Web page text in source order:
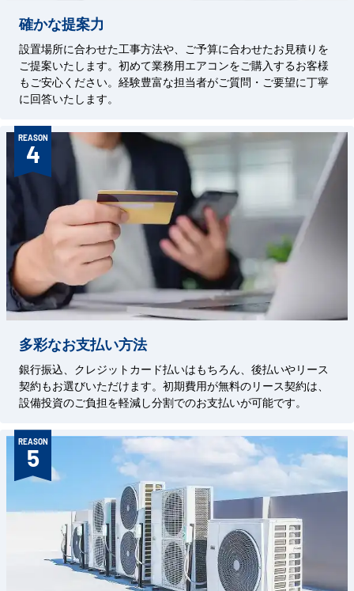
確かな提案力
設置場所に合わせた工事方法や、ご予算に合わせたお見積りを
ご提案いたします。初めて業務用エアコンをご購入するお客様
もご安心ください。経験豊富な担当者がご質問・ご要望に丁寧
に回答いたします。
REASON
4
多彩なお支払い方法
銀行振込、クレジットカード払いはもちろん、後払いやリース
契約もお選びいただけます。初期費用が無料のリース契約は、
設備投資のご負担を軽減し分割でのお支払いが可能です。
REASON
5